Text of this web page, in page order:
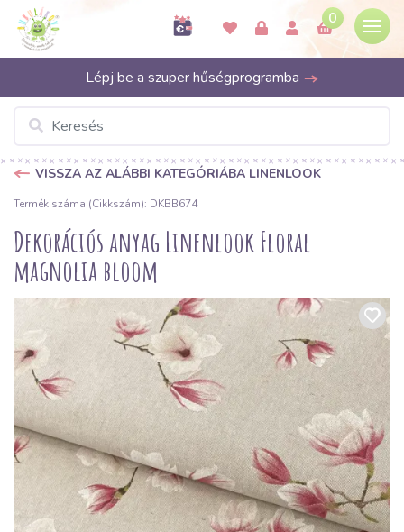
0
Lépj be a szuper hűségprogramba
VISSZA AZ ALÁBBI KATEGÓRIÁBA LINENLOOK
Termék száma (Cikkszám): DKBB674
Dekorációs anyag Linenlook Floral
magnolia bloom